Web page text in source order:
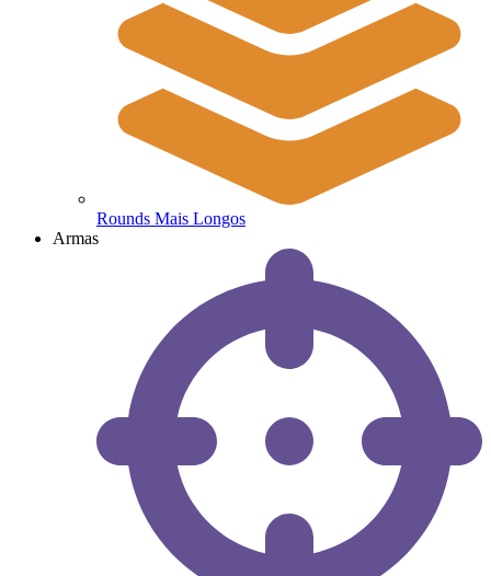
Rounds Mais Longos
Armas